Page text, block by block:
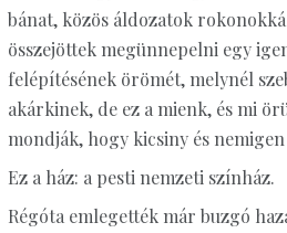
bánat, közös áldozatok
összejöttek megünnepelni egy
felépítésének örömét, melynél
akárkinek, de ez a mienk, és mi
mondják, hogy kicsiny és nemigen
Ez a ház: a pesti nemzeti színház.
Régóta emlegették már buzgó